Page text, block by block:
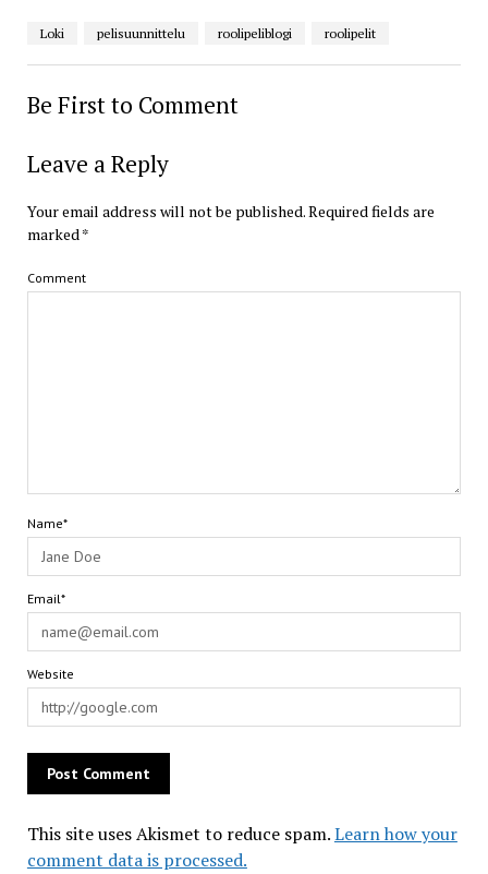
Loki pelisuunnittelu roolipeliblogi roolipelit
Be First to Comment
Leave a Reply
Your email address will not be published.Required fields are
marked*
Comment
Name*
Email*
Website
This site uses Akismet to reduce spam.Learn how your
comment data is processed.